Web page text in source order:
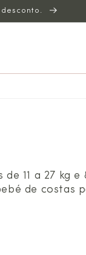
11 a 27 kg
de costas